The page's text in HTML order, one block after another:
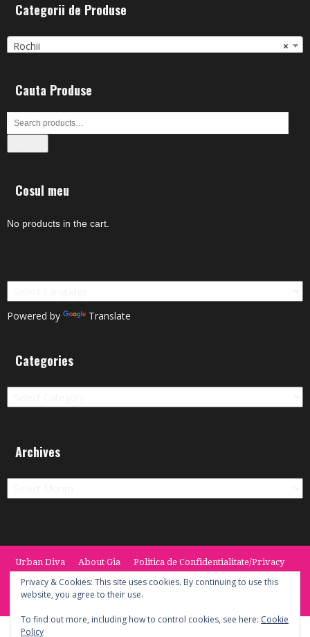
Categorii de Produse
×
Rochii
Cauta Produse
Cosul meu
No products in the cart.
Powered by Translate
Categories
Categories
Archives
Archives
Urban Diva About Gia
Politica de Confidentialitate/Privacy
Termeni si Conditii / Terms
CONTACT Cookie Policy
© 2014 -2020 the Urban Diva. Provided by Keypoint Solutions.
Privacy & Cookies: This site uses cookies. By continuing to use this
website, you agree to their use.
To find out more, including how to control cookies, see here: Cookie
Policy